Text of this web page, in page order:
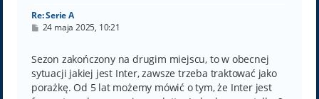
Re: Serie A
P
t
24 maja 2025, 10:21
Sezon zakończony na drugim miejscu, to w obecnej
sytuacji jakiej jest Inter, zawsze trzeba traktować jako
porażkę. Od 5 lat możemy mówić o tym, że Inter jest